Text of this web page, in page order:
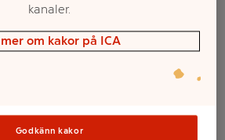
kan variera mellan butikerna
kanaler.
mer om kakor på ICA
Godkänn kakor